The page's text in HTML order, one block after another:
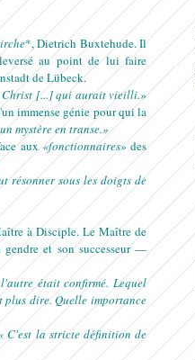
*, Dietrich Buxtehude. Il
au point de lui faire
de Lübeck.
Christ [...] qui aurait vieilli.»
immense génie pour qui la
mystère en transe.»
aux «fonctionnaires» des
résonner sous les doigts de
à Disciple. Le Maître de
et son successeur —
était confirmé. Lequel
plus dire. Quelle importance
C'est la stricte définition de